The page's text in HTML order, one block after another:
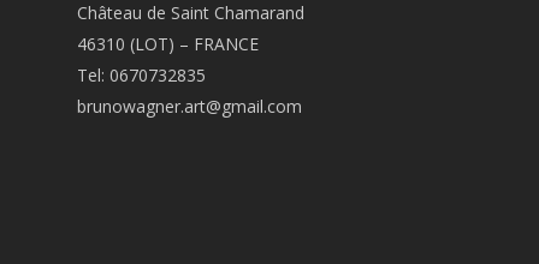
Château de Saint Chamarand
46310 (LOT) – FRANCE
Tel: 0670732835
brunowagner.art@gmail.com